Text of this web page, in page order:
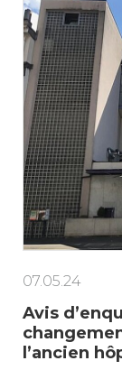
07.05.24
Avis
l’ancien